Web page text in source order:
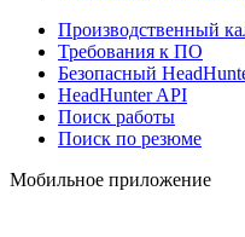
Производственный
Требования к ПО
Безопасный
HeadHunter API
Поиск работы
Поиск по резюме
Мобильное приложение